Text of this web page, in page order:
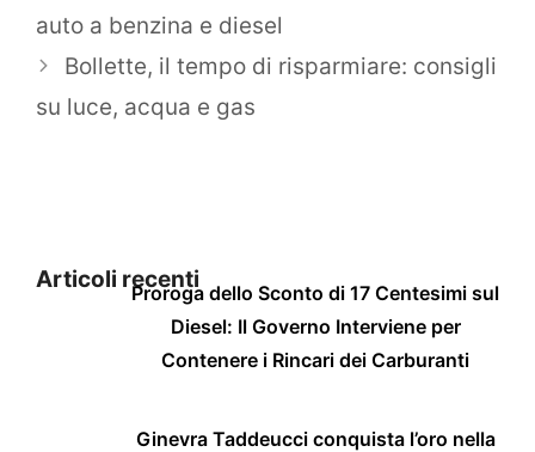
auto a benzina e diesel
Bollette, il tempo di risparmiare: consigli
su luce, acqua e gas
Articoli recentiProroga dello Sconto di 17 Centesimi sul
Diesel: Il Governo Interviene per
Contenere i Rincari dei Carburanti
Ginevra Taddeucci conquista l’oro nella